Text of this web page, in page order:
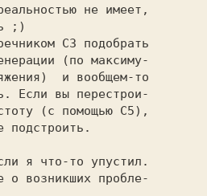
не имеет,
;)
(по максиму-
и вообщем-то
Если вы перестрои-
(с помощью C5),
подстроить.
о возникших пробле-